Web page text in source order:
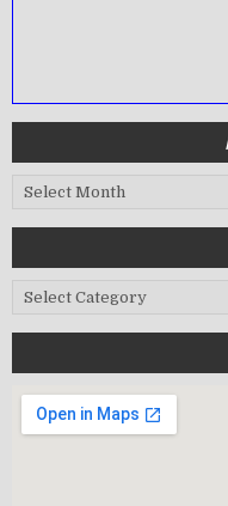
Workshop Perangkat
HALAL BIHALAL
Arsip Berita
Kategori